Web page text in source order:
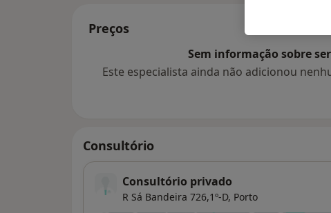
Preços
Sem informação sobre
Este especialista ainda não adicionou
Consultório
Consultório privado
R Sá Bandeira 726,1º-D, Porto